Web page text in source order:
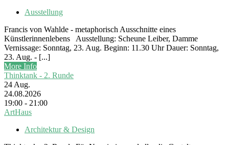
Ausstellung
Francis von Wahlde - metaphorisch Ausschnitte eines
Künstlerinnenlebens Ausstellung: Scheune Leiber, Damme
Vernissage: Sonntag, 23. Aug. Beginn: 11.30 Uhr Dauer: Sonntag,
23. Aug. - [...]
More Info
Thinktank - 2. Runde
24Aug.
24.08.2026
19:00 - 21:00
ArtHaus
Architektur & Design